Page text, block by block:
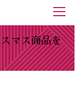
マス商品を